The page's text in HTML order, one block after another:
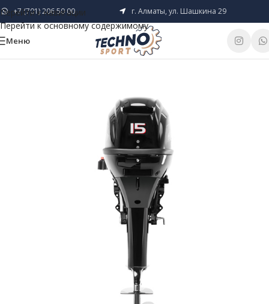
Перейти к навигации
Перейти к основному содержимому
+7 (701) 206 50 00 г. Алматы, ул. Шашкина 29
Меню